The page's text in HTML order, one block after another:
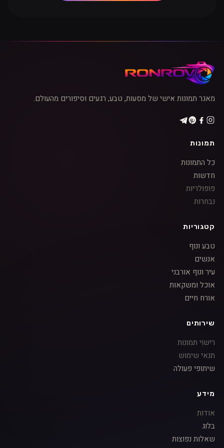
מאגר תמונות אישי של מסעות, טבע, רגעים וסיפורים מהעולם.
תמונות
כל התמונות
חדשות
פופולריות
נבחרות
קטגוריות
טבע ונוף
אנשים
עיר ונוף אורבני
אוכל ומשקאות
אורח חיים
שירותים
רישוי תמונות
תנאי שימוש
שיתופי פעולה
מידע
אודות
בלוג
שאלות נפוצות